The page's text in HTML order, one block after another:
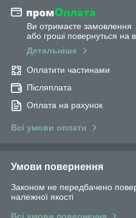
Ви отримаєте замовлення
або гроші повернуться на
Детальніше
Оплатити частинами
Післяплата
Оплата на рахунок
Всі умови оплати
Умови повернення
Законом не передбачено
належної якості